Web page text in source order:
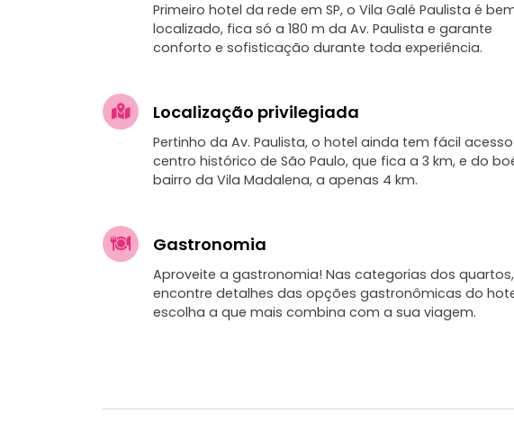
Primeiro hotel da rede em SP, o Vila Galé Paulista é
localizado, fica só a 180 m da Av. Paulista e garante
conforto e sofisticação durante toda experiência.
Localização privilegiada
Pertinho da Av. Paulista, o hotel ainda tem fácil
centro histórico de São Paulo, que fica a 3 km, e do
bairro da Vila Madalena, a apenas 4 km.
Gastronomia
Aproveite a gastronomia! Nas categorias dos quartos,
encontre detalhes das opções gastronômicas do
escolha a que mais combina com a sua viagem.